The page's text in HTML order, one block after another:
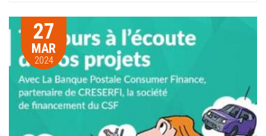
27
MAR
2024